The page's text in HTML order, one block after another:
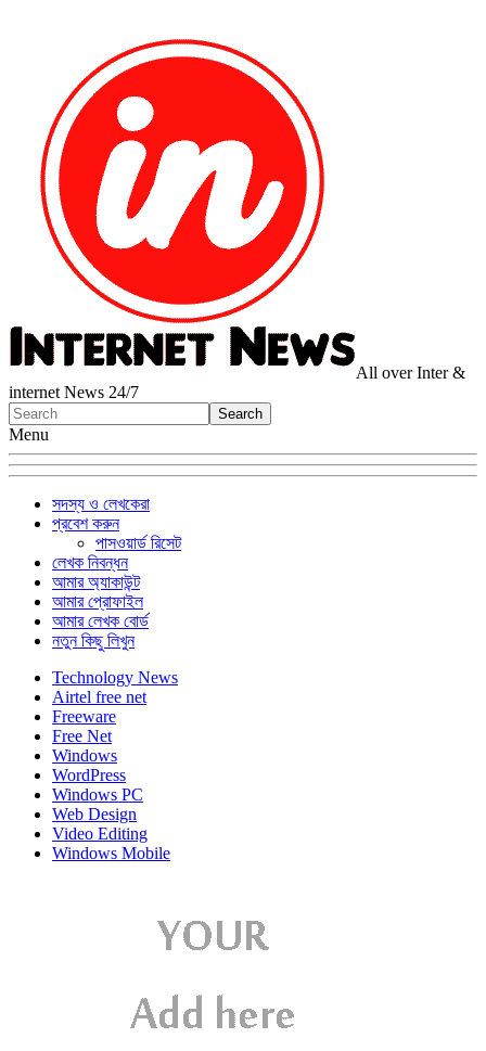
All over Inter &
internet News 24/7
Menu
সদস্য ও লেখকেরা
প্রবেশ করুন
পাসওয়ার্ড রিসেট
লেখক নিবন্ধন
আমার অ্যাকাউন্ট
আমার প্রোফাইল
আমার লেখক বোর্ড
নতুন কিছু লিখুন
Technology News
Airtel free net
Freeware
Free Net
Windows
WordPress
Windows PC
Web Design
Video Editing
Windows Mobile